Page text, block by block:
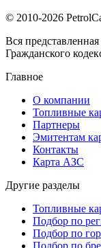
© 2010-2026
Вся
Гражданского
Главное
О компании
Топливные
Партнеры
Эмитентам
Контакты
Карта АЗС
Другие разделы
Топливные
Подбор по
Подбор по
Подбор по